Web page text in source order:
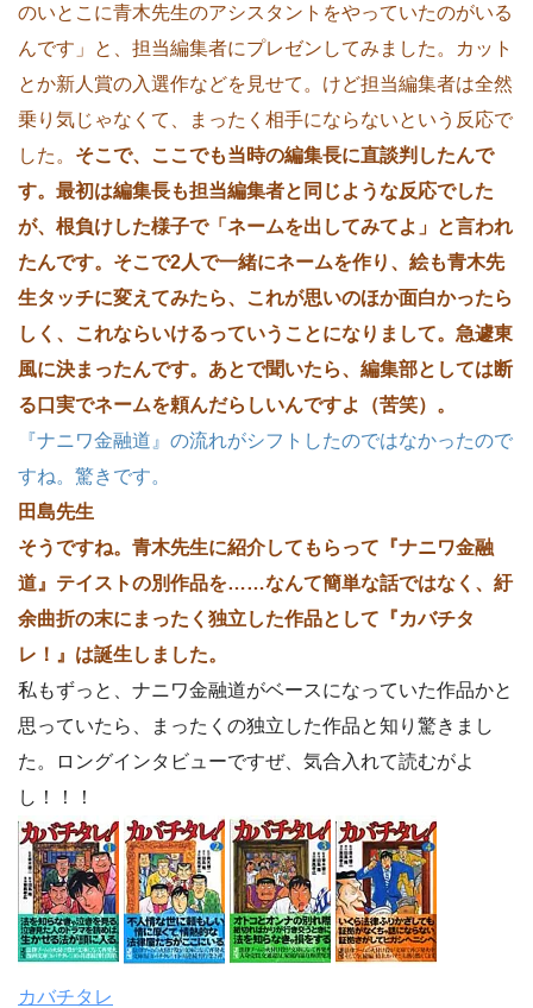
のいとこに青木先生のアシスタントをやっていたのがいる
んです」と、担当編集者にプレゼンしてみました。カット
とか新人賞の入選作などを見せて。けど担当編集者は全然
乗り気じゃなくて、まったく相手にならないという反応で
した。 そこで、ここでも当時の編集長に直談判したんで
す。最初は編集長も担当編集者と同じような反応でした
が、根負けした様子で「ネームを出してみてよ」と言われ
たんです。そこで2人で一緒にネームを作り、絵も青木先
生タッチに変えてみたら、これが思いのほか面白かったら
しく、これならいけるっていうことになりまして。急遽東
風に決まったんです。あとで聞いたら、編集部としては断
る口実でネームを頼んだらしいんですよ（苦笑）。
『ナニワ金融道』の流れがシフトしたのではなかったので
すね。驚きです。
田島先生
そうですね。青木先生に紹介してもらって『ナニワ金融
道』テイストの別作品を……なんて簡単な話ではなく、紆
余曲折の末にまったく独立した作品として『カバチタ
レ！』は誕生しました。
私もずっと、ナニワ金融道がベースになっていた作品かと
思っていたら、まったくの独立した作品と知り驚きまし
た。ロングインタビューですぜ、気合入れて読むがよ
し！！！
カバチタレ